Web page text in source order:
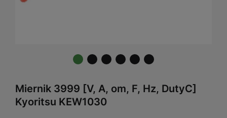
Miernik 3999 [V, A, om, F, Hz, DutyC]
Kyoritsu KEW1030